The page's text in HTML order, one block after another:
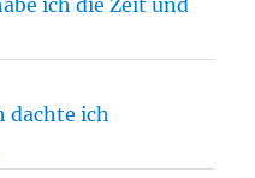
dachte ich